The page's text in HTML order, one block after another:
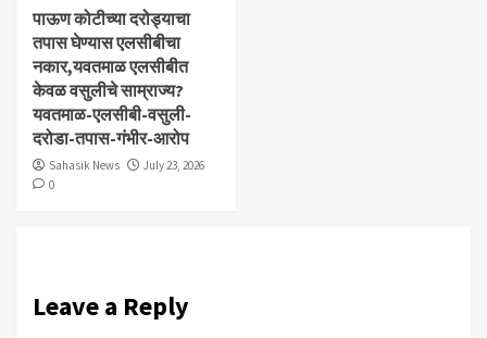
पाऊण कोटीच्या दरोड्याचा
तपास घेण्यास एलसीबीचा
नकार,यवतमाळ एलसीबीत
केवळ वसुलीचे साम्राज्य?
यवतमाळ-एलसीबी-वसुली-
दरोडा-तपास-गंभीर-आरोप
Sahasik News
July 23, 2026
0
Leave a Reply